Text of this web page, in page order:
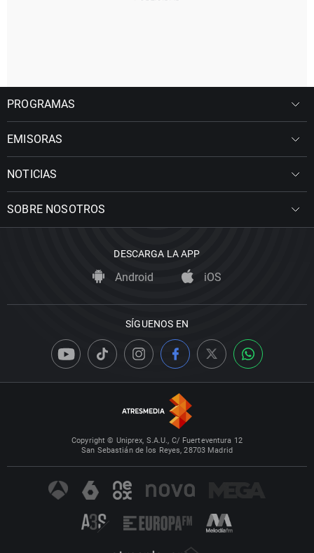
PROGRAMAS
EMISORAS
NOTICIAS
SOBRE NOSOTROS
DESCARGA LA APP
Android iOS
SÍGUENOS EN
Copyright © Uniprex, S.A.U., C/ Fuerteventura 12
San Sebastián de los Reyes, 28703 Madrid